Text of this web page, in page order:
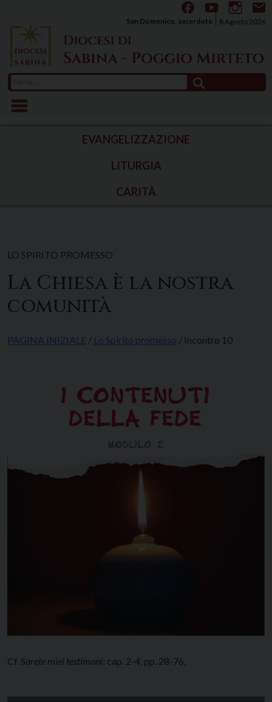
content
8 Agosto 2026
San Domenico, sacerdote
per:
EVANGELIZZAZIONE
LITURGIA
CARITÀ
LO SPIRITO PROMESSO
La Chiesa è la nostra
comunità
PAGINA INIZIALE / Lo Spirito promesso / Incontro 10
Cf. Sarete miei testimoni: cap. 2-4, pp. 28-76.